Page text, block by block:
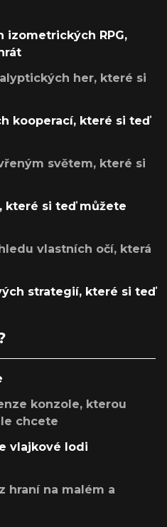
izometrických RPG,
her, které si
kooperací, které si teď
světem, které si
které si teď můžete
vlastních očí, která
strategií, které si teď
konzole, kterou
chcete
vlajkové lodi
hraní na malém a